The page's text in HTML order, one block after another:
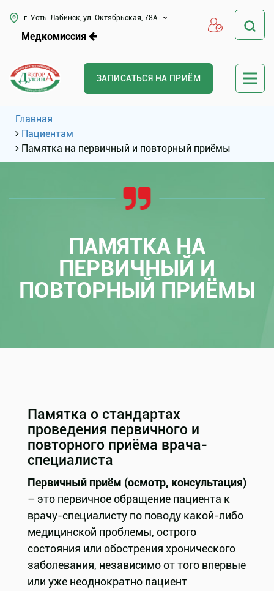
г. Усть-Лабинск, ул. Октябрьская, 78А
Медкомиссия
ЗАПИСАТЬСЯ НА ПРИЁМ
Главная
Пациентам
Памятка на первичный и повторный приёмы
ПАМЯТКА НА
ПЕРВИЧНЫЙ И
ПОВТОРНЫЙ ПРИЁМЫ
Памятка о стандартах
проведения первичного и
повторного приёма врача-
специалиста
Первичный приём (осмотр, консультация)
– это первичное обращение пациента к
врачу-специалисту по поводу какой-либо
медицинской проблемы, острого
состояния или обострения хронического
заболевания, независимо от того впервые
или уже неоднократно пациент